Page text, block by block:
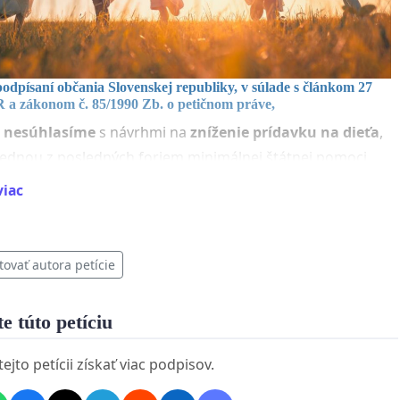
občania Slovenskej republiky, v súlade s článkom 27
a zákonom č. 85/1990 Zb. o petičnom práve,
nesúhlasíme s návrhmi na zníženie prídavku na dieťa,
z posledných foriem minimálnej štátnej pomoci
vychovávajúce deti.
ich zrušení pre deti nad 18 rokov, považujeme za
necitlivé a škodlivé
výšku prídavku na dieťa minimálne 60 €
autora petície
túto petíciu
petícii získať viac podpisov.